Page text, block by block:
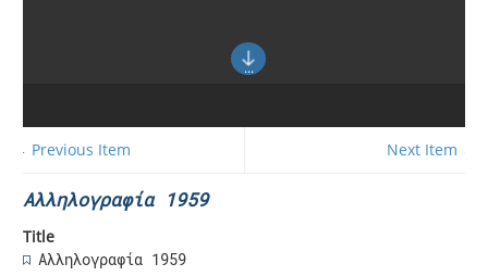
← Previous Item Next Item →
Αλληλογραφία 1959
Title
Αλληλογραφία 1959